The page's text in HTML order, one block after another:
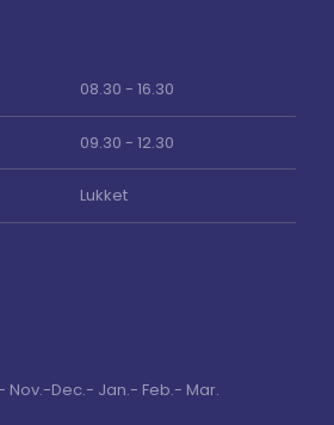
08.30 - 16.30
09.30 - 12.30
Lukket
Nov.-Dec.- Jan.- Feb.- Mar.